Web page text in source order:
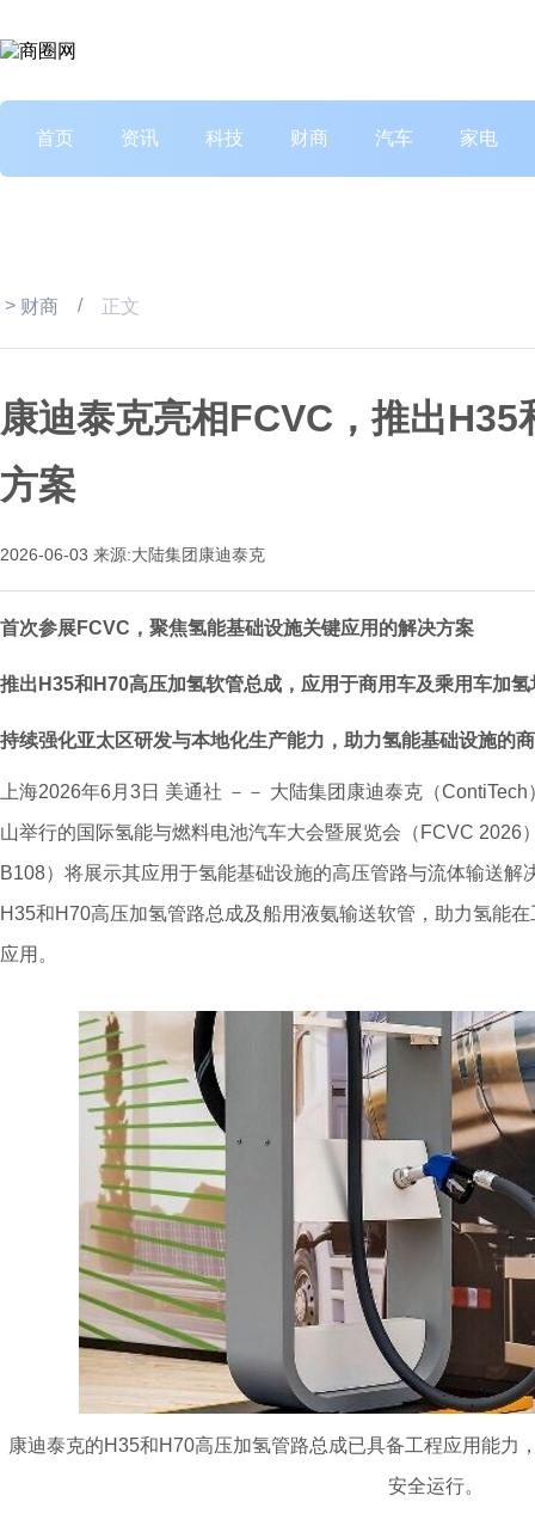
首页 资讯 科技 财商 汽车 家电
> 财商 / 正文
康迪泰克亮相FCVC，推出
方案
2026-06-03 来源:大陆集团康迪泰克
首次参展FCVC ，聚焦氢能基础设施关键应用的解决方案
推出 H35和 H70高压加氢软管总成，应用于商用车及乘用车加氢
持续强化亚太区研发与本地化生产能力，助力氢能基础设施的
上海2026年6月3日 美通社 －－ 大陆集团康迪泰克（
山举行的国际氢能与燃料电池汽车大会暨展览会（FCVC 2026
B108）将展示其应用于氢能基础设施的高压管路与流体输送
H35和H70高压加氢管路总成及船用液氨输送软管，助力氢能
应用。
康迪泰克的H35和H70高压加氢管路总成已具备工程应用能力
安全运行。